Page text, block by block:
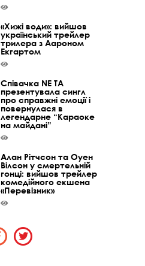
«Хижі води»: вийшов
український трейлер
трилера з Аароном
Екгартом
Співачка NE TA
презентувала сингл
про справжні емоції і
повернулася в
легендарне “Караоке
на майдані”
Алан Рітчсон та Оуен
Вілсон у смертельній
гонці: вийшов трейлер
комедійного екшена
«Перевізник»